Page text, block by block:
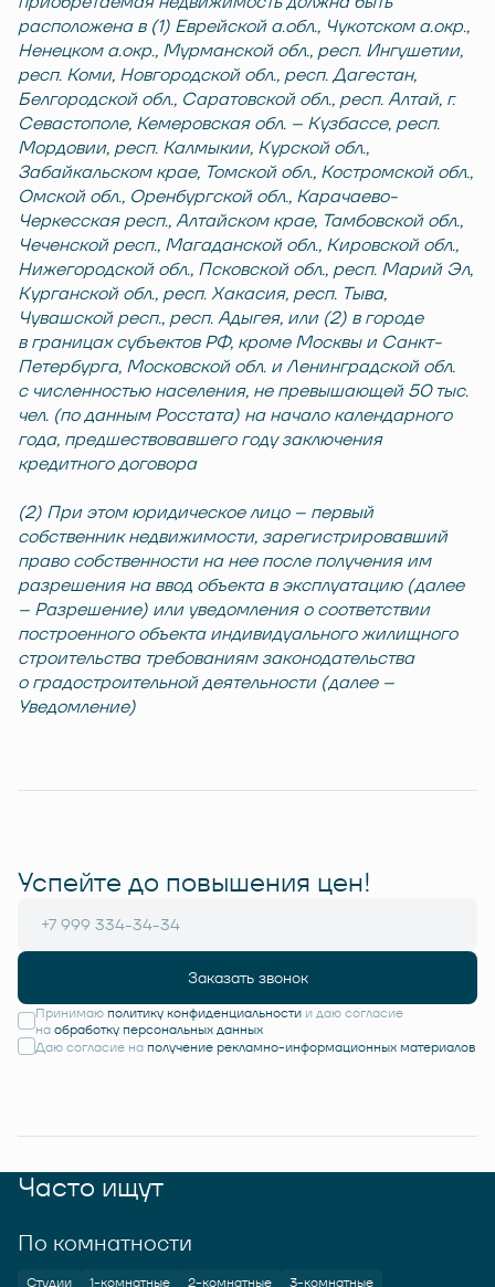
расположена в (1) Еврейской а.обл., Чукотском а.окр.,
Ненецком а.окр., Мурманской обл., респ. Ингушетии,
респ. Коми, Новгородской обл., респ. Дагестан,
Белгородской обл., Саратовской обл., респ. Алтай, г.
Севастополе, Кемеровская обл. – Кузбассе, респ.
Мордовии, респ. Калмыкии, Курской обл.,
Забайкальском крае, Томской обл., Костромской обл.,
Омской обл., Оренбургской обл., Карачаево-
Черкесская респ., Алтайском крае, Тамбовской обл.,
Чеченской респ., Магаданской обл., Кировской обл.,
Нижегородской обл., Псковской обл., респ. Марий Эл,
Курганской обл., респ. Хакасия, респ. Тыва,
Чувашской респ., респ. Адыгея, или (2) в городе
в границах субъектов РФ, кроме Москвы и Санкт-
Петербурга, Московской обл. и Ленинградской обл.
с численностью населения, не превышающей 50 тыс.
чел. (по данным Росстата) на начало календарного
года, предшествовавшего году заключения
кредитного договора
(2) При этом юридическое лицо – первый
собственник недвижимости, зарегистрировавший
право собственности на нее после получения им
разрешения на ввод объекта в эксплуатацию (далее
– Разрешение) или уведомления о соответствии
построенного объекта индивидуального жилищного
строительства требованиям законодательства
о градостроительной деятельности (далее –
Уведомление)
Успейте до повышения цен!
Заказать звонок
Принимаю политику конфиденциальностии даю согласие
на обработку персональных данных
Даю согласие на получение рекламно-информационных материалов
Часто ищут
По комнатности
Студии 1-комнатные 2-комнатные 3-комнатные